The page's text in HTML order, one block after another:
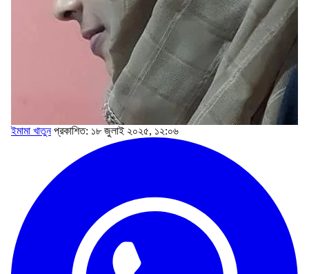
ইমামা খাতুন প্রকাশিত: ১৮ জুলাই ২০২৫, ১২:০৬